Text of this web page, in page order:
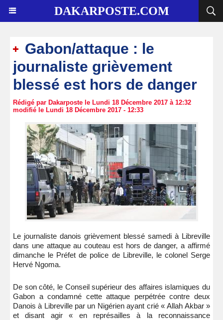
DAKARPOSTE.COM
Gabon/attaque : le
journaliste grièvement
blessé est hors de danger
Rédigé par Dakarposte le Lundi 18 Décembre 2017 à 12:32
modifié le Lundi 18 Décembre 2017 - 12:33
Le journaliste danois grièvement blessé samedi à Libreville
dans une attaque au couteau est hors de danger, a affirmé
dimanche le Préfet de police de Libreville, le colonel Serge
Hervé Ngoma.
De son côté, le Conseil supérieur des affaires islamiques du
Gabon a condamné cette attaque perpétrée contre deux
Danois à Libreville par un Nigérien ayant crié « Allah Akbar »
et disant agir « en représailles à la reconnaissance